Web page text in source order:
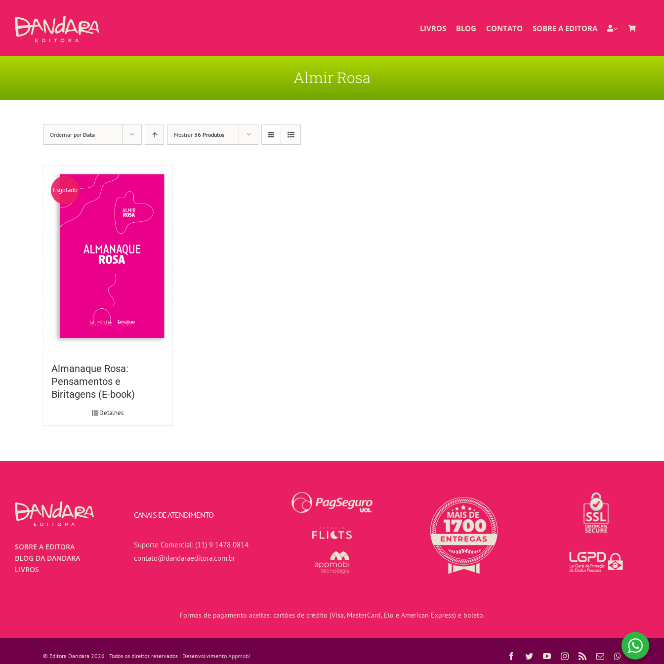
LIVROS BLOG CONTATO SOBRE A EDITORA
Almir Rosa
Ordernar por Data Mostrar 36 Produtos
Esgotado
Almanaque Rosa:
Pensamentos e
Biritagens (E-book)
Detalhes
SOBRE A EDITORA
BLOG DA DANDARA
LIVROS
CANAIS DE ATENDIMENTO
Suporte Comercial: (11) 9 1478 0814
contato@dandaraeditora.com.br
Formas de pagamento aceitas: cartões de crédito (Visa, MasterCard, Elo e American Express) e boleto.
© Editora Dandara 2026 | Todos os direitos reservados | Desenvolvimento Appmobi